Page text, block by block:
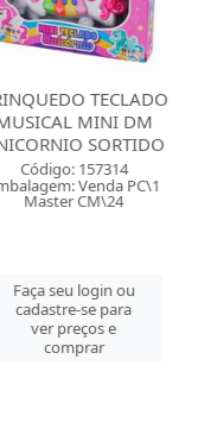
BRINQUEDO GUITARRA
INFANTIL PREMIUM P&F
Código: 157315
Embalagem: Venda PC\1
Master CM\6
Faça seu login ou
cadastre-se para
ver preços e
comprar